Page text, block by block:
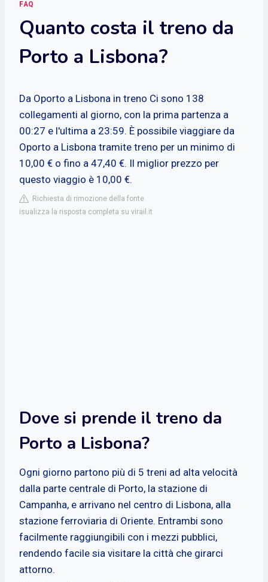
FAQ
Quanto costa il treno da
Porto a Lisbona?
Da Oporto a Lisbona in treno Ci sono 138
collegamenti al giorno, con la prima partenza a
00:27 e l'ultima a 23:59. È possibile viaggiare da
Oporto a Lisbona tramite treno per un minimo di
10,00 € o fino a 47,40 €. Il miglior prezzo per
questo viaggio è 10,00 €.
Richiesta di rimozione della fonte
isualizza la risposta completa su virail.it
Dove si prende il treno da
Porto a Lisbona?
Ogni giorno partono più di 5 treni ad alta velocità
dalla parte centrale di Porto, la stazione di
Campanha, e arrivano nel centro di Lisbona, alla
stazione ferroviaria di Oriente. Entrambi sono
facilmente raggiungibili con i mezzi pubblici,
rendendo facile sia visitare la città che girarci
attorno.